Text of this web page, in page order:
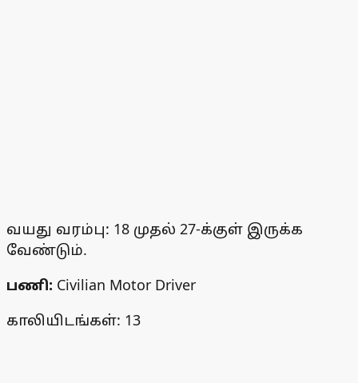
வயது வரம்பு: 18 முதல் 27-க்குள் இருக்க
வேண்டும்.
பணி: Civilian Motor Driver
காலியிடங்கள்: 13